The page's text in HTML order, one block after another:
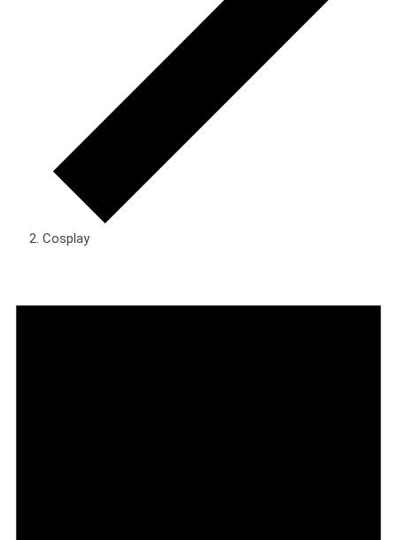
Cosplay